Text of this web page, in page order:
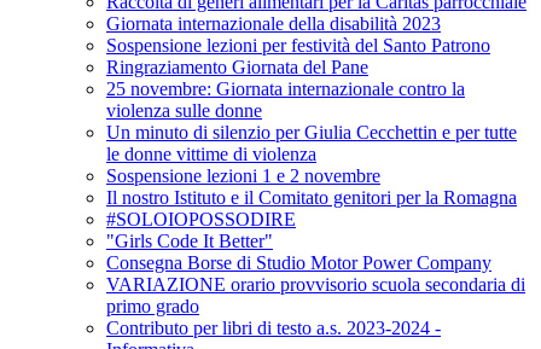
Giornata internazionale della disabilità 2023
Sospensione lezioni per festività del Santo Patrono
Ringraziamento Giornata del Pane
25 novembre: Giornata internazionale contro la
violenza sulle donne
Un minuto di silenzio per Giulia Cecchettin e per tutte
le donne vittime di violenza
Sospensione lezioni 1 e 2 novembre
Il nostro Istituto e il Comitato genitori per la Romagna
#SOLOIOPOSSODIRE
"Girls Code It Better"
Consegna Borse di Studio Motor Power Company
VARIAZIONE orario provvisorio scuola secondaria di
primo grado
Contributo per libri di testo a.s. 2023-2024 -